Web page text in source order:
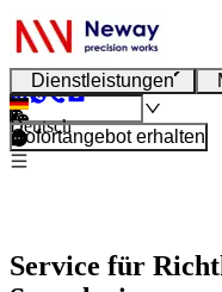
Dienstleistungen
Deutsch
Sofortangebot erhalten
Service für